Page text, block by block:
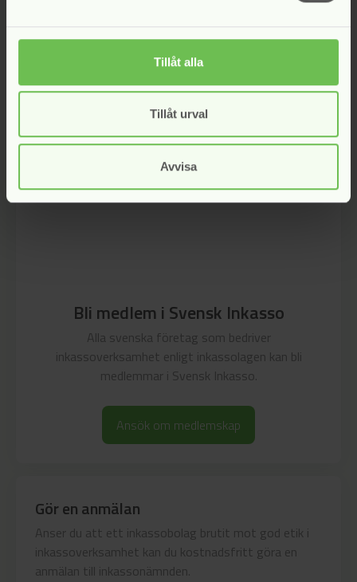
Tillåt alla
Tillåt urval
Avvisa
I uttalandet har deltagit: Sven Johannisson, Emma Berglund
Uväng, Per Holmgren (dock ej i frågan om jäv) och Charlotte
Inkassonämnden,Nämndens behörighet
Bli medlem i Svensk Inkasso
Alla svenska företag som bedriver
inkassoverksamhet enligt inkassolagen kan bli
medlemmar i Svensk Inkasso.
Ansök om medlemskap
Gör en anmälan
Anser du att ett inkassobolag brutit mot god etik i
inkassoverksamhet kan du kostnadsfritt göra en
anmälan till inkassonämnden.